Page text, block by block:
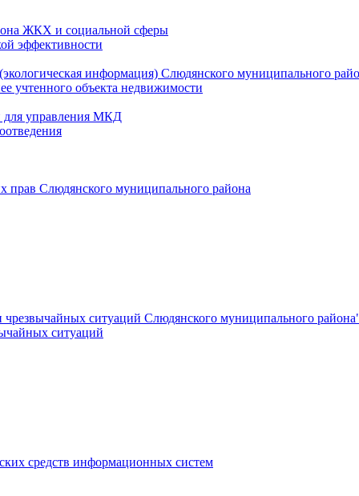
ЖКХ и социальной сферы
эффективности
информация) Слюдянского муниципального
учтенного объекта недвижимости
для управления МКД
прав Слюдянского муниципального района
ситуаций Слюдянского муниципального
ситуаций
средств информационных систем